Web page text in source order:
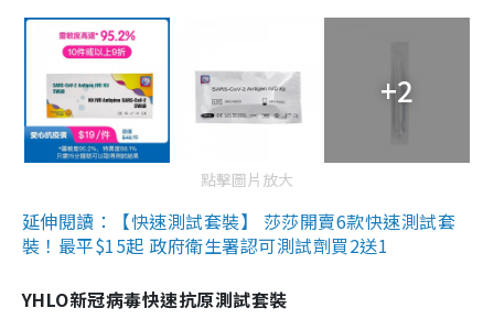
+2
點擊圖片放大
延伸閱讀：【快速測試套裝】 莎莎開賣6款快速測試套
裝！最平$15起 政府衛生署認可測試劑買2送1
YHLO新冠病毒快速抗原測試套裝